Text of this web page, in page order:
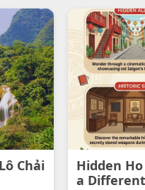
Chải
Hidden
a